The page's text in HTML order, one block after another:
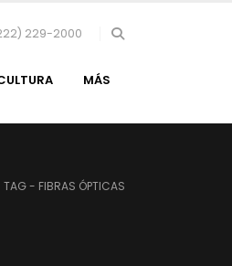
229-2000
MÁS
TAG - FIBRAS ÓPTICAS